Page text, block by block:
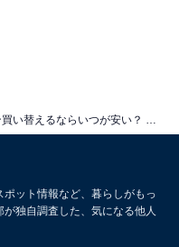
エアコン買い替えるならいつが安い？ 「9月がおすすめ」説は本当なのか【専門家に聞いた】
ット情報など、暮らしがもっ
独自調査した、気になる他人